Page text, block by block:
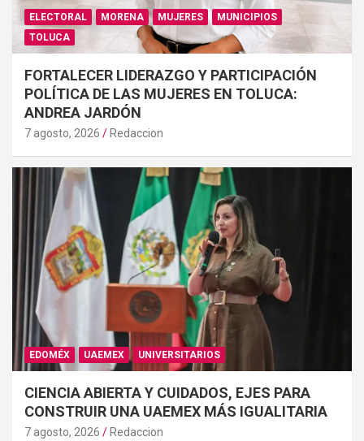
ELECTORAL MORENA MUJERES
MUNICIPIOS
TOLUCA
FORTALECER LIDERAZGO Y PARTICIPACIÓN
POLÍTICA DE LAS MUJERES EN TOLUCA:
ANDREA JARDÓN
7 agosto, 2026 Redaccion
EDOMÉX UAEMEX UNIVERSITARIOS
CIENCIA ABIERTA Y CUIDADOS, EJES PARA
CONSTRUIR UNA UAEMEX MÁS IGUALITARIA
7 agosto, 2026 Redaccion